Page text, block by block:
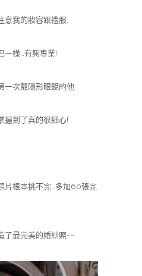
意我的妝容跟禮服,
一樣…有夠專業!
一次戴隱形眼鏡的他,
握到了真的很細心!
片根本挑不完…多加60張完
了最完美的婚紗照~~